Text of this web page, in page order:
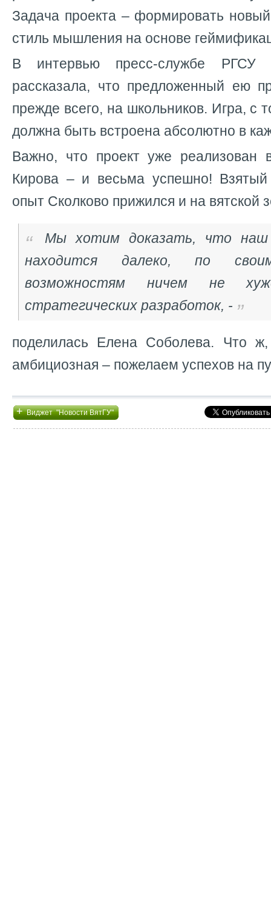
Задача проекта – формировать
стиль мышления на основе
В интервью пресс-службе РГСУ
рассказала, что предложенный ею
прежде всего, на школьников. Игра, с
должна быть встроена абсолютно в
Важно, что проект уже реализован
Кирова – и весьма успешно!
опыт Сколково прижился и на вятской
Мы хотим доказать, что
находится далеко, по
возможностям ничем не
стратегических разработок, -
поделилась Елена Соболева. Что ж,
амбициозная – пожелаем успехов на
+Виджет "Новости ВятГУ"